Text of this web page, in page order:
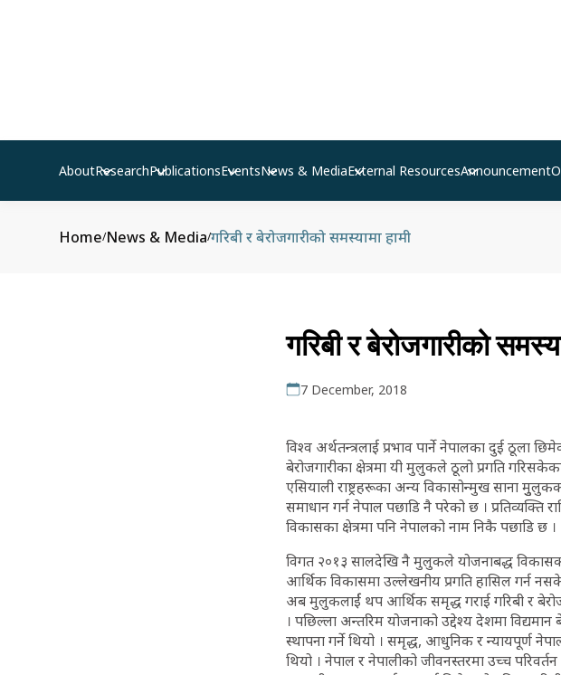
AboutResearchPublicationsEventsNews & MediaExternal ResourcesAnnouncement
Home/News & Media/गरिबी र बेरोजगारीको समस्यामा हामी
गरिबी र बेरोजगारीको
7 December, 2018
विश्व अर्थतन्त्रलाई प्रभाव पार्ने नेपालका दुई ठूला
बेरोजगारीका क्षेत्रमा यी मुलुकले ठूलो प्रगति
एसियाली राष्ट्रहरूका अन्य विकासोन्मुख साना
समाधान गर्न नेपाल पछाडि नै परेको छ । प्रतिव्यक्ति
विकासका क्षेत्रमा पनि नेपालको नाम निकै पछाडि छ ।
विगत २०१३ सालदेखि नै मुलुकले योजनाबद्ध
आर्थिक विकासमा उल्लेखनीय प्रगति हासिल गर्न
अब मुलुकलार्ई थप आर्थिक समृद्ध गराई गरिबी र
। पछिल्ला अन्तरिम योजनाको उद्देश्य देशमा
स्थापना गर्ने थियो । समृद्ध, आधुनिक र न्यायपूर्ण
थियो । नेपाल र नेपालीको जीवनस्तरमा उच्च